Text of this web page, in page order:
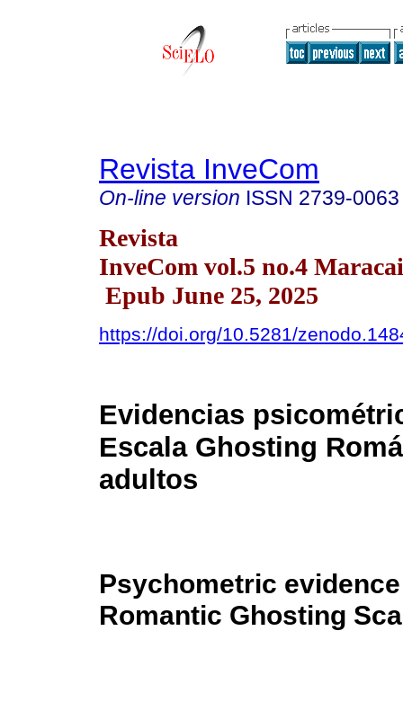
Revista InveCom
On-line version ISSN 2739-0063
Revista
InveCom vol.5 no.4
Epub June 25, 2025
https://doi.org/10.5281/
Evidencias
Escala Ghosting
adultos
Psychometric
Romantic Ghosting